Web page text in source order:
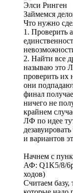
Элси Ринген
Займемся
Что нужно
1. Проверить
2. Найти все
называю это
проверить их
они
финал
ничего не
крайнем
ЛФ по идее
и вариантов
Начнем с
АФ: Q1K5/8/
ходов)
Считаем базу,